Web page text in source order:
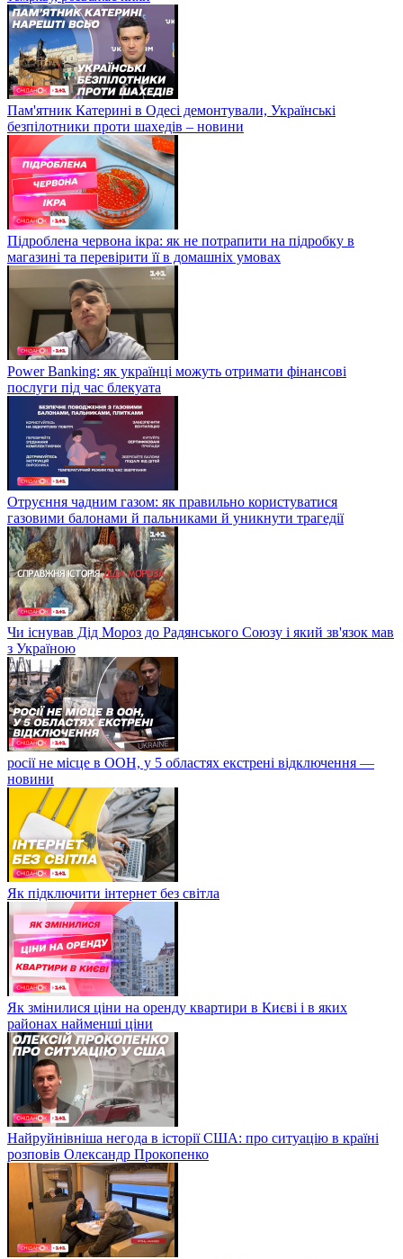
Пам'ятник Катерині в Одесі демонтували, Українські
безпілотники проти шахедів – новини
Підроблена червона ікра: як не потрапити на підробку в
магазині та перевірити її в домашніх умовах
Power Banking: як українці можуть отримати фінансові
послуги під час блекуата
Отруєння чадним газом: як правильно користуватися
газовими балонами й пальниками й уникнути трагедії
Чи існував Дід Мороз до Радянського Союзу і який зв'язок мав
з Україною
росії не місце в ООН, у 5 областях екстрені відключення —
новини
Як підключити інтернет без світла
Як змінилися ціни на оренду квартири в Києві і в яких
районах найменші ціни
Найруйнівніша негода в історії США: про ситуацію в країні
розповів Олександр Прокопенко